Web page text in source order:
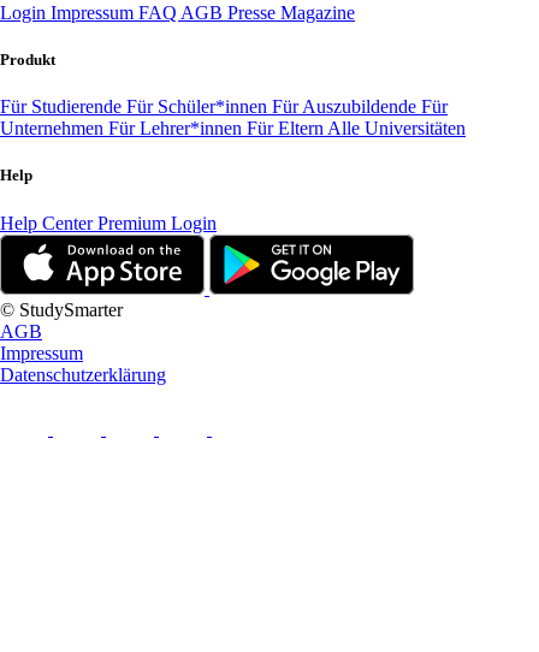
Login Impressum FAQ AGB Presse Magazine
Produkt
Für Studierende Für Schüler*innen Für Auszubildende Für
Unternehmen Für Lehrer*innen Für Eltern Alle Universitäten
Help
Help CenterPremium Login
© StudySmarter
AGB
Impressum
Datenschutzerklärung